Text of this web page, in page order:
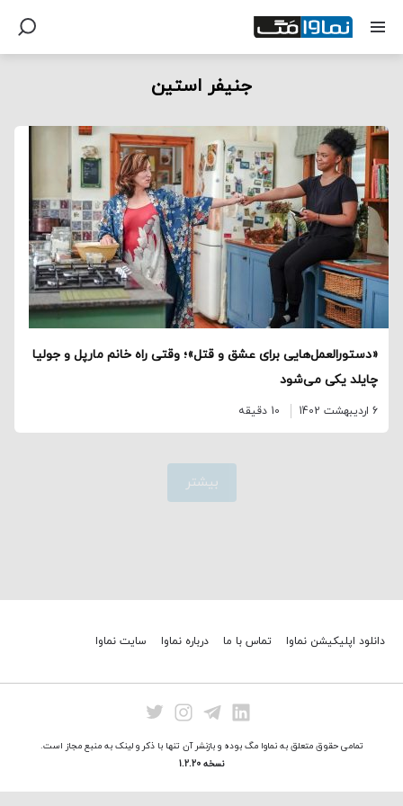
جنیفر استین
«دستورالعمل‌هایی برای عشق و قتل»؛ وقتی راه خانم مارپل و جولیا
چایلد یکی می‌شود
6 اردیبهشت 1402 10 دقیقه
بیشتر
دانلود اپلیکیشن نماوا تماس با ما درباره نماوا سایت نماوا
تمامی حقوق متعلق به نماوا مگ بوده و بازنشر آن تنها با ذکر و لینک به منبع مجاز است.
نسخه 1.2.20